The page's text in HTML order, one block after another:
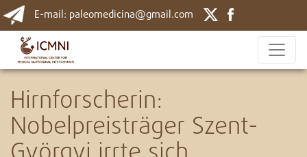
E-mail: paleomedicina@gmail.com
Hirnforscherin:
Nobelpreisträger Szent-